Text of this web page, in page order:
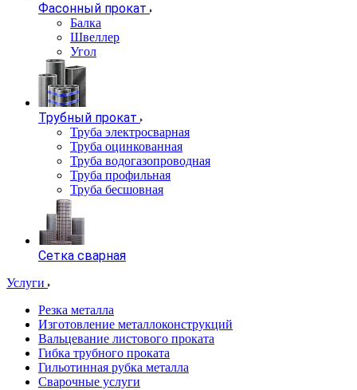
Фасонный прокат
Балка
Швеллер
Угол
Трубный прокат
Труба электросварная
Труба оцинкованная
Труба водогазопроводная
Труба профильная
Труба бесшовная
Сетка сварная
Услуги
Резка металла
Изготовление металлоконструкций
Вальцевание листового проката
Гибка трубного проката
Гильотинная рубка металла
Сварочные услуги